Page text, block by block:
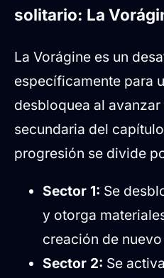
solitario: La
La Vorágine es un
específicamente para
desbloquea al avanzar
secundaria del
progresión se divide
Sector 1: Se
y otorga
creación de
Sector 2: Se